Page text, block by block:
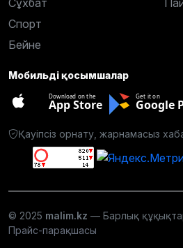
Сұхбат
Спорт
Бейне
Мобильді қосымшалар
Download on the
App Store
Get it on
Google
Қауіпсіз орнату, жарнамасыз
© 2025 malim.kz — Барлық
Прайс-парақшасы